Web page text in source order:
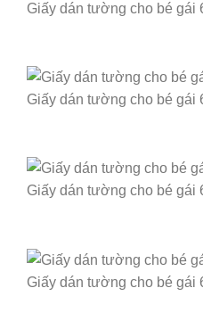
Giấy dán tường cho bé gái
Giấy dán tường cho bé gái
Giấy dán tường cho bé gái
Giấy dán tường cho bé gái